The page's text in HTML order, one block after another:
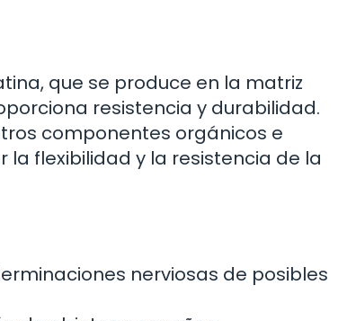
que se produce en la matriz
resistencia y durabilidad.
componentes orgánicos e
la flexibilidad y la resistencia de la
nerviosas de posibles